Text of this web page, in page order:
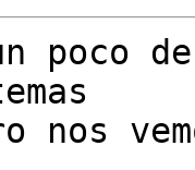
poco
nos